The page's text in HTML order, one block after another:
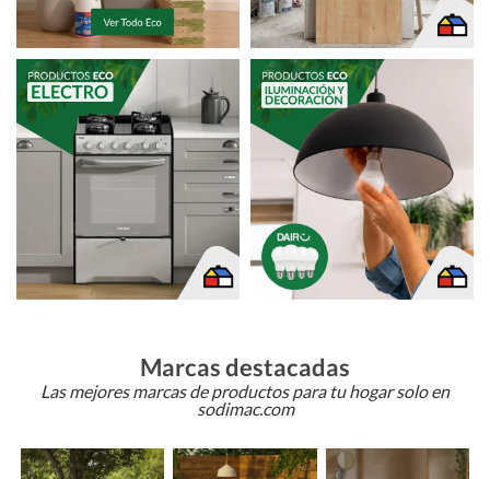
Marcas destacadas
Las mejores marcas de productos para tu hogar solo en
sodimac.com